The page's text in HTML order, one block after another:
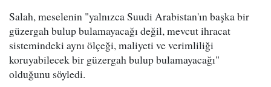
Salah, meselenin "yalnızca Suudi Arabistan'ın başka bir
güzergah bulup bulamayacağı değil, mevcut ihracat
sistemindeki aynı ölçeği, maliyeti ve verimliliği
koruyabilecek bir güzergah bulup bulamayacağı"
olduğunu söyledi.